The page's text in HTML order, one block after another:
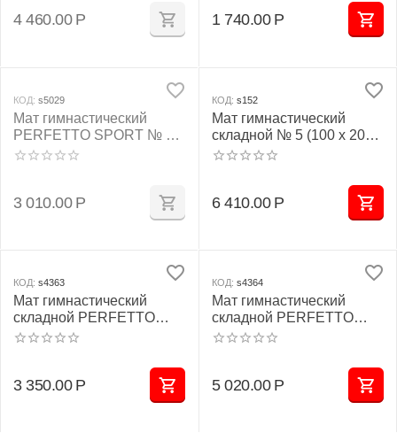
4 460.00 Р 1 740.00 Р
КОД: s5029
Мат гимнастический
PERFETTO SPORT № 2
(100 х 100 х 10) см
3 010.00 Р
КОД: s152
Мат гимнастический
складной № 5 (100 х 200 х
10) см жёлтый
6 410.00 Р
КОД: s4363
Мат гимнастический
складной PERFETTO
SPORT № 3 (100 х 100 х
3 350.00 Р
КОД: s4364
Мат гимнастический
складной PERFETTO
SPORT № 4 (100 х 150 х
5 020.00 Р